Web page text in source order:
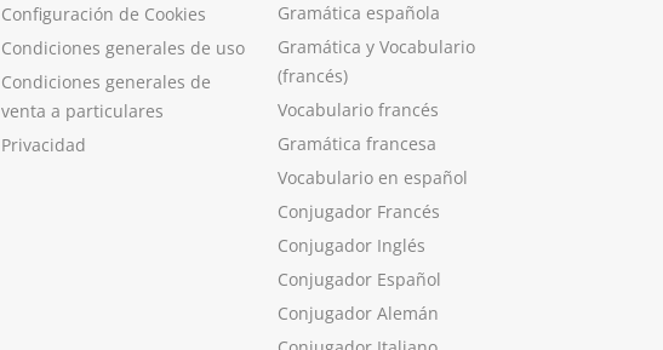
Configuración de Cookies
Condiciones generales de uso
Condiciones generales de
venta a particulares
Privacidad
Gramática española
Gramática y Vocabulario
(francés)
Vocabulario francés
Gramática francesa
Vocabulario en español
Conjugador Francés
Conjugador Inglés
Conjugador Español
Conjugador Alemán